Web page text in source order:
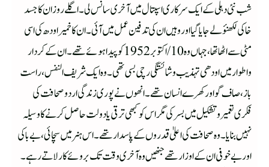
شب نئی دہلی کے ایک سرکاری اسپتال میں آخری سانس لی۔ اگلے روز ان کا جسد
خاکی لکھنؤ لے جایا گیا اور وہیں ان کی تدفین عمل میں آئی۔ ان کاخمیر اودھ کی اسی
مٹی سے اٹھا تھا،جہاں وہ10 /اکتوبر1952کو پیدا ہوئے تھے۔ ان کے کردار
واطوار میں اودھی تہذیب و شائستگی رچی بسی تھی۔ وہ ایک شریف النفس، راست
باز، صاف گو اور کھرے انسان تھے۔ انھوں نے پوری زندگی اردو صحافت کی
فکری تعمیر وتشکیل میں بسر کی مگر اس کو کبھی ترقی یادولت حاصل کرنے کا وسیلہ
نہیں بنایا۔ وہ صحافت کی اعلیٰ قدرو ں کے پاسدار تھے۔ اس ہنر میں سچائی، بے باکی
اور بے خوفی ان کے اوزار تھے جنھیں وہ آخری وقت تک بروئے کار لاتے رہے۔